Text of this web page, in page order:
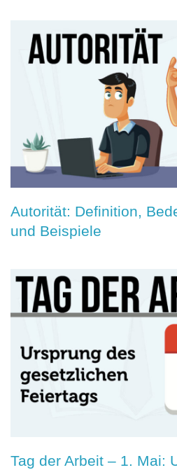
Autorität: Definition,
und Beispiele
Tag der Arbeit – 1. Mai: